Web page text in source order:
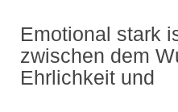
Emotional stark
zwischen dem
Ehrlichkeit und